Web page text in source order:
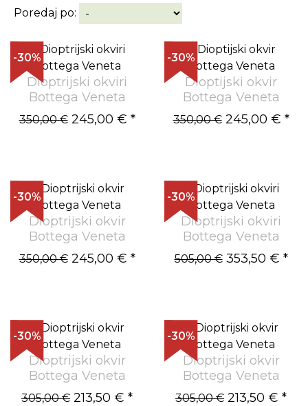
Poredaj po:
-30%
Dioptrijski okviri
Bottega Veneta
350,00 €245,00 € *
-30%
Dioptijski okvir
Bottega Veneta
350,00 €245,00 € *
-30%
Dioptrijski okvir
Bottega Veneta
350,00 €245,00 € *
-30%
Dioptrijski okviri
Bottega Veneta
505,00 €353,50 € *
-30%
Dioptrijski okvir
Bottega Veneta
305,00 € 213,50 € *
-30%
Dioptrijski okvir
Bottega Veneta
305,00 € 213,50 € *